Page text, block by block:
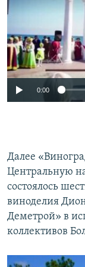
No
0:00
Далее
Центральную
состоялось
виноделия
Деметрой» в
коллективов